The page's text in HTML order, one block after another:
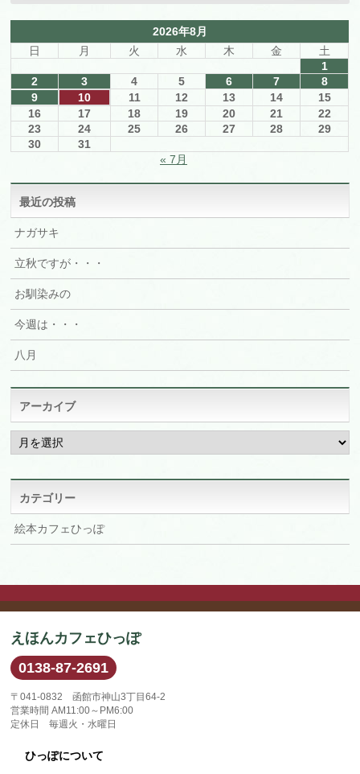
2026年8月
日
月 火 水 木 金
土
1
2
3 4 5 6 7
8
9
10 11 12 13 14
15
16
17 18 19 20 21
22
23
24 25 26 27 28
29
30
31
« 7月
最近の投稿
ナガサキ
立秋ですが・・・
お馴染みの
今週は・・・
八月
アーカイブ
ア
ー
カ
カテゴリー
絵本カフェひっぽ
えほんカフェひっぽ
0138-87-2691
〒041-0832 函館市神山3丁目64-2
営業時間 AM11:00～PM6:00
定休日 毎週火・水曜日
ひっぽについて